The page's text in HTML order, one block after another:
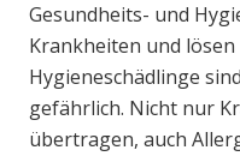
Gesundheits- und
Krankheiten und
Hygieneschädlinge
gefährlich. Nicht nur
übertragen, auch